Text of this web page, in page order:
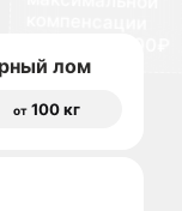
лом
от 100 кг